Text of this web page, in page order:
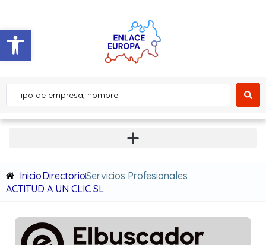
Abrir barra de herramientas
InicioDirectorioServicios Profesionales
ACTITUD A UN CLIC SL